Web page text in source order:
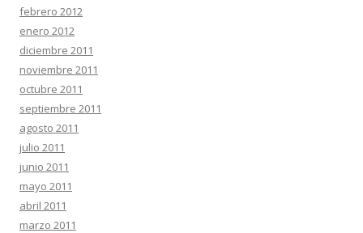
febrero 2012
enero 2012
diciembre 2011
noviembre 2011
octubre 2011
septiembre 2011
agosto 2011
julio 2011
junio 2011
mayo 2011
abril 2011
marzo 2011